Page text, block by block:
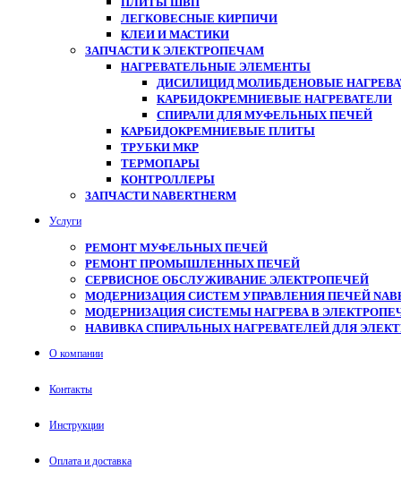
ЛЕГКОВЕСНЫЕ КИРПИЧИ
КЛЕИ И МАСТИКИ
ЗАПЧАСТИ К ЭЛЕКТРОПЕЧАМ
НАГРЕВАТЕЛЬНЫЕ ЭЛЕМЕНТЫ
ДИСИЛИЦИД МОЛИБДЕНОВЫЕ
КАРБИДОКРЕМНИЕВЫЕ НАГРЕВАТЕЛИ
СПИРАЛИ ДЛЯ МУФЕЛЬНЫХ ПЕЧЕЙ
КАРБИДОКРЕМНИЕВЫЕ ПЛИТЫ
ТРУБКИ МКР
ТЕРМОПАРЫ
КОНТРОЛЛЕРЫ
ЗАПЧАСТИ NABERTHERM
Услуги
РЕМОНТ МУФЕЛЬНЫХ ПЕЧЕЙ
РЕМОНТ ПРОМЫШЛЕННЫХ ПЕЧЕЙ
СЕРВИСНОЕ ОБСЛУЖИВАНИЕ ЭЛЕКТРОПЕЧЕЙ
МОДЕРНИЗАЦИЯ СИСТЕМ УПРАВЛЕНИЯ ПЕЧЕЙ
МОДЕРНИЗАЦИЯ СИСТЕМЫ НАГРЕВА В
НАВИВКА СПИРАЛЬНЫХ НАГРЕВАТЕЛЕЙ ДЛЯ
О компании
Контакты
Инструкции
Оплата и доставка